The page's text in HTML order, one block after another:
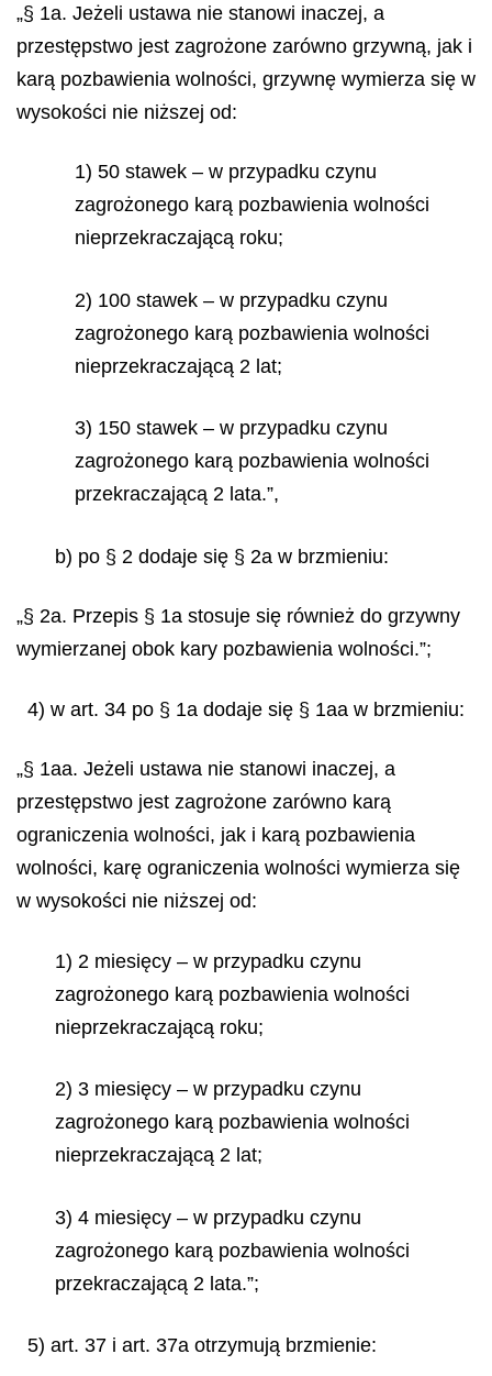
„§ 1a. Jeżeli ustawa nie stanowi inaczej, a
przestępstwo jest zagrożone zarówno grzywną, jak i
karą pozbawienia wolności, grzywnę wymierza się w
wysokości nie niższej od:
1) 50 stawek – w przypadku czynu
zagrożonego karą pozbawienia wolności
nieprzekraczającą roku;
2) 100 stawek – w przypadku czynu
zagrożonego karą pozbawienia wolności
nieprzekraczającą 2 lat;
3) 150 stawek – w przypadku czynu
zagrożonego karą pozbawienia wolności
przekraczającą 2 lata.”,
b) po § 2 dodaje się § 2a w brzmieniu:
„§ 2a. Przepis § 1a stosuje się również do grzywny
wymierzanej obok kary pozbawienia wolności.”;
4) w art. 34 po § 1a dodaje się § 1aa w brzmieniu:
„§ 1aa. Jeżeli ustawa nie stanowi inaczej, a
przestępstwo jest zagrożone zarówno karą
ograniczenia wolności, jak i karą pozbawienia
wolności, karę ograniczenia wolności wymierza się
w wysokości nie niższej od:
1) 2 miesięcy – w przypadku czynu
zagrożonego karą pozbawienia wolności
nieprzekraczającą roku;
2) 3 miesięcy – w przypadku czynu
zagrożonego karą pozbawienia wolności
nieprzekraczającą 2 lat;
3) 4 miesięcy – w przypadku czynu
zagrożonego karą pozbawienia wolności
przekraczającą 2 lata.”;
5) art. 37 i art. 37a otrzymują brzmienie: